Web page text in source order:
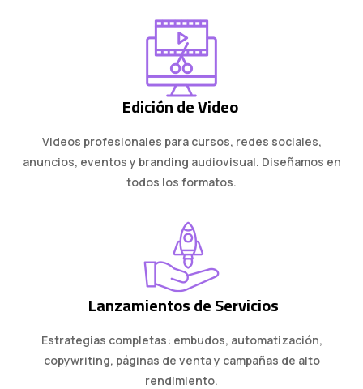
Edición de Video
Videos profesionales para cursos, redes sociales,
anuncios, eventos y branding audiovisual. Diseñamos en
todos los formatos.
Lanzamientos de Servicios
Estrategias completas: embudos, automatización,
copywriting, páginas de venta y campañas de alto
rendimiento.